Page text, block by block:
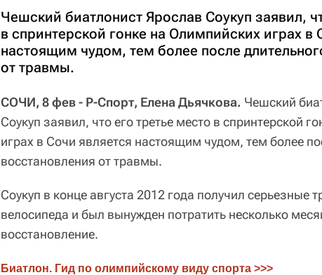
Чешский биатлонист Ярослав Соукуп заявил,
в спринтерской гонке на Олимпийских играх в
настоящим чудом, тем более после
от травмы.
СОЧИ, 8 фев - Р-Спорт, Елена Дьячкова. Чешский
Соукуп заявил, что его третье место в спринтерской
играх в Сочи является настоящим чудом, тем более
восстановления от травмы.
Соукуп в конце августа 2012 года получил серьезные
велосипеда и был вынужден потратить несколько
восстановление.
Биатлон. Гид по олимпийскому виду спорта >>>